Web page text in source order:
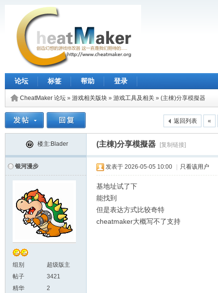
论坛 标签 帮助 登录
CheatMaker 论坛 » 游戏相关版块 » 游戏工具及相关 » (主棟)分享模擬器
返回列表 «
楼主:Blader (主棟)分享模擬器 [复制链接]
银河漫步
组别
超级版主
帖子
3421
精华
2
发表于 2026-05-05 10:00 只看该用户
基地址试了下
能找到
但是表达方式比较奇特
cheatmaker大概写不了支持